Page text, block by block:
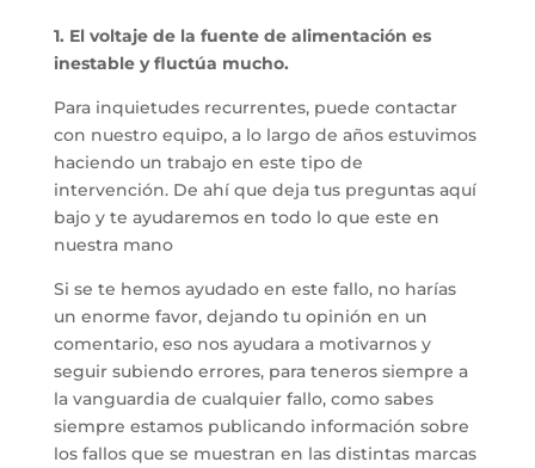
1. El voltaje de la fuente de alimentación es
inestable y fluctúa mucho.
Para inquietudes recurrentes, puede contactar
con nuestro equipo, a lo largo de años estuvimos
haciendo un trabajo en este tipo de
intervención. De ahí que deja tus preguntas aquí
bajo y te ayudaremos en todo lo que este en
nuestra mano
Si se te hemos ayudado en este fallo, no harías
un enorme favor, dejando tu opinión en un
comentario, eso nos ayudara a motivarnos y
seguir subiendo errores, para teneros siempre a
la vanguardia de cualquier fallo, como sabes
siempre estamos publicando información sobre
los fallos que se muestran en las distintas marcas